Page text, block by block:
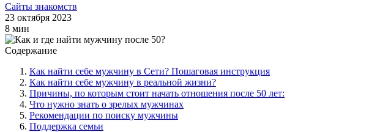
Сайты знакомств
23 октября 2023
8 мин
Содержание
Как найти себе мужчину в Сети? Пошаговая инструкция
Как найти себе мужчину в реальной жизни?
Причины, по которым стоит начать отношения после 50 лет:
Что нужно знать о зрелых мужчинах
Рекомендации по поиску мужчины
Поддержка семьи